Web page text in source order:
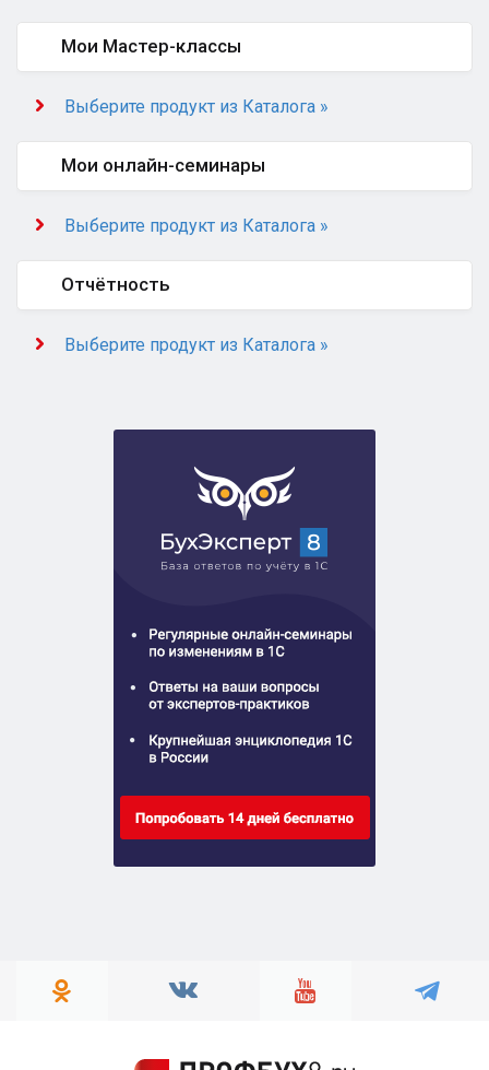
Мои Мастер-классы
Выберите продукт из Каталога »
Мои онлайн-семинары
Выберите продукт из Каталога »
Отчётность
Выберите продукт из Каталога »